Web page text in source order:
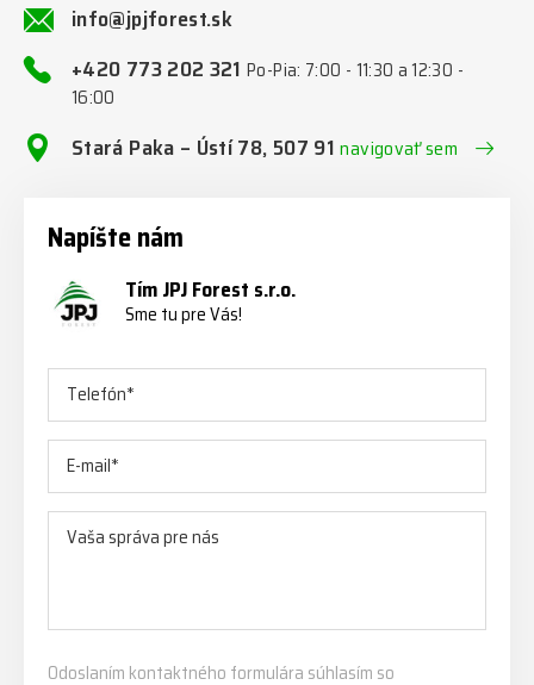
info@jpjforest.sk
+420 773 202 321Po-Pia: 7:00 - 11:30 a 12:30 -
16:00
Stará Paka – Ústí 78, 507 91navigovať sem
Napíšte nám
Tím JPJ Forest s.r.o.
Sme tu pre Vás!
Odoslaním kontaktného formulára súhlasím so